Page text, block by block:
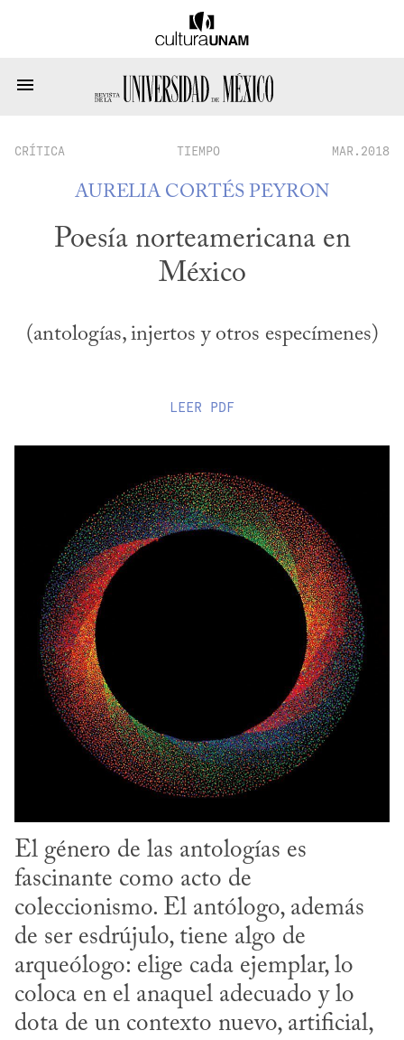
CRÍTICA TIEMPO MAR.2018
AURELIA CORTÉS PEYRON
Poesía norteamericana en
México
(antologías, injertos y otros especímenes)
LEER PDF
El género de las antologías es
fascinante como acto de
coleccionismo. El antólogo, además
de ser esdrújulo, tiene algo de
arqueólogo: elige cada ejemplar, lo
coloca en el anaquel adecuado y lo
dota de un contexto nuevo, artificial,